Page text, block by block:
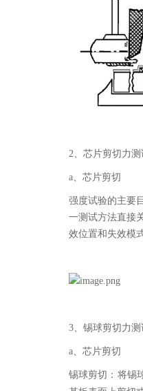
2、芯片剪切力测
a、芯片剪切
强度试验的主要
一测试方法直接
效位置和失效模
3、锡球剪切力测
a、芯片剪切
锡球剪切：将锡